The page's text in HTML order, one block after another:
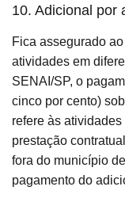
10. Adicional por
Fica assegurado
atividades em
SENAI/SP, o
cinco por cento)
refere às
prestação
fora do município
pagamento do